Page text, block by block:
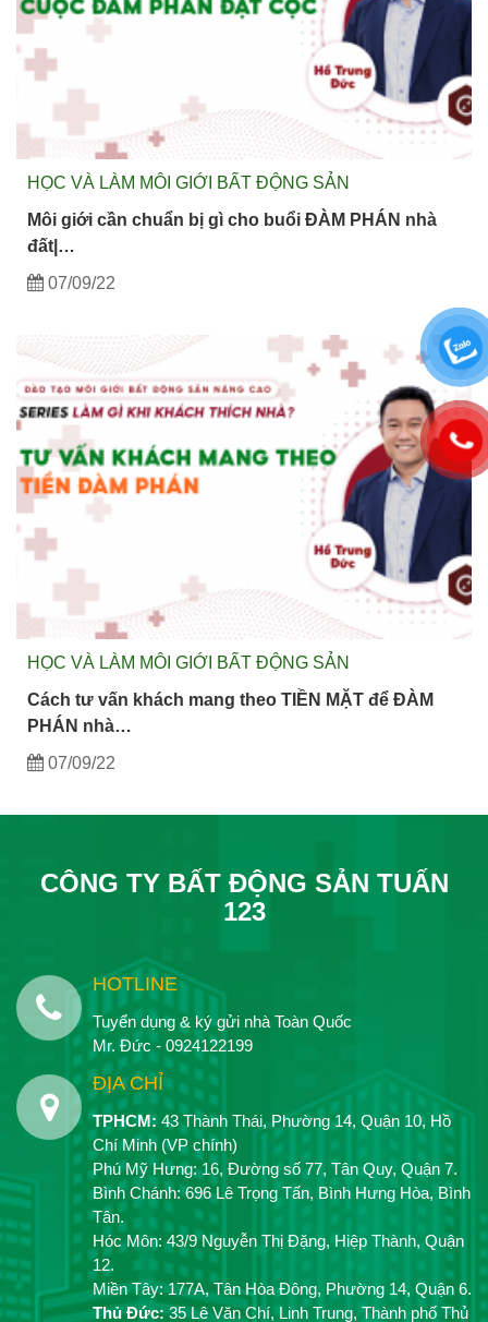
HỌC VÀ LÀM MÔI GIỚI BẤT ĐỘNG SẢN
Môi giới cần chuẩn bị gì cho buổi ĐÀM PHÁN nhà
đất|…
07/09/22
HỌC VÀ LÀM MÔI GIỚI BẤT ĐỘNG SẢN
Cách tư vấn khách mang theo TIỀN MẶT để ĐÀM
PHÁN nhà…
07/09/22
CÔNG TY BẤT ĐỘNG SẢN TUẤN
123
HOTLINE
Tuyển dụng & ký gửi nhà Toàn Quốc
Mr. Đức - 0924122199
ĐỊA CHỈ
TPHCM: 43 Thành Thái, Phường 14, Quận 10, Hồ
Chí Minh (VP chính)
Phú Mỹ Hưng: 16, Đường số 77, Tân Quy, Quận 7.
Bình Chánh: 696 Lê Trọng Tấn, Bình Hưng Hòa, Bình
Tân.
Hóc Môn: 43/9 Nguyễn Thị Đặng, Hiệp Thành, Quận
12.
Miền Tây: 177A, Tân Hòa Đông, Phường 14, Quận 6.
Thủ Đức:35 Lê Văn Chí, Linh Trung, Thành phố Thủ